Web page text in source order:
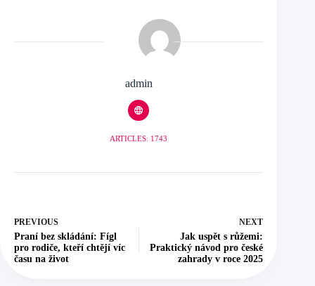
admin
ARTICLES: 1743
PREVIOUS
Praní bez skládání: Fígl
pro rodiče, kteří chtějí víc
času na život
NEXT
Jak uspět s růžemi:
Praktický návod pro české
zahrady v roce 2025